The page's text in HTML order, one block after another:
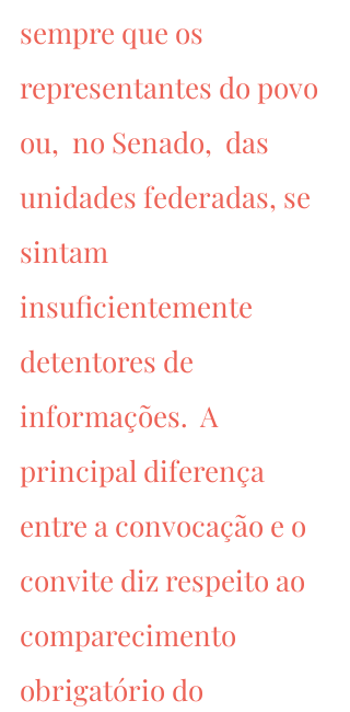
sempre que os
representantes do povo
ou,  no Senado,  das
unidades federadas, se
sintam
insuficientemente
detentores de
informações.  A
principal diferença
entre a convocação e o
convite diz respeito ao
comparecimento
obrigatório do